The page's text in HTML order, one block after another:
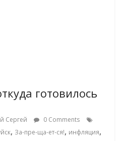
готовилось
Сергей
0 Comments
, За-пре-ща-ет-ся!, инфляция,